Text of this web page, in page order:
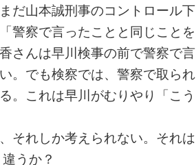
だ山本誠刑事のコントロール下
警察で言ったことと同じことを
さんは早川検事の前で警察で言
。でも検察では、警察で取られ
。これは早川がむりやり「こう
それしか考えられない。それは
うか？